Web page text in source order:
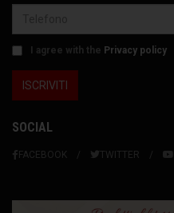
I agree with the Privacy policy
SOCIAL
FACEBOOK TWITTER